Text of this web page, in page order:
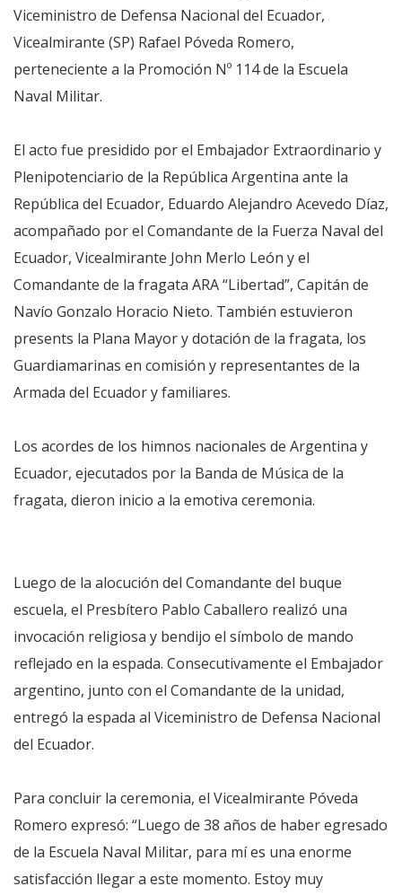
Viceministro de Defensa Nacional del Ecuador,
Vicealmirante (SP) Rafael Póveda Romero,
perteneciente a la Promoción Nº 114 de la Escuela
Naval Militar.
El acto fue presidido por el Embajador Extraordinario y
Plenipotenciario de la República Argentina ante la
República del Ecuador, Eduardo Alejandro Acevedo Díaz,
acompañado por el Comandante de la Fuerza Naval del
Ecuador, Vicealmirante John Merlo León y el
Comandante de la fragata ARA “Libertad”, Capitán de
Navío Gonzalo Horacio Nieto. También estuvieron
presents la Plana Mayor y dotación de la fragata, los
Guardiamarinas en comisión y representantes de la
Armada del Ecuador y familiares.
Los acordes de los himnos nacionales de Argentina y
Ecuador, ejecutados por la Banda de Música de la
fragata, dieron inicio a la emotiva ceremonia.
Luego de la alocución del Comandante del buque
escuela, el Presbítero Pablo Caballero realizó una
invocación religiosa y bendijo el símbolo de mando
reflejado en la espada. Consecutivamente el Embajador
argentino, junto con el Comandante de la unidad,
entregó la espada al Viceministro de Defensa Nacional
del Ecuador.
Para concluir la ceremonia, el Vicealmirante Póveda
Romero expresó: “Luego de 38 años de haber egresado
de la Escuela Naval Militar, para mí es una enorme
satisfacción llegar a este momento. Estoy muy